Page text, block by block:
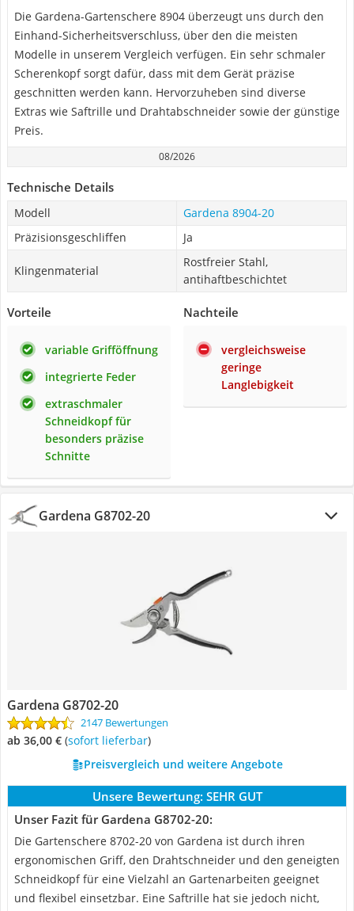
Die Gardena-Gartenschere 8904 überzeugt uns durch den
Einhand-Sicherheitsverschluss, über den die meisten
Modelle in unserem Vergleich verfügen. Ein sehr schmaler
Scherenkopf sorgt dafür, dass mit dem Gerät präzise
geschnitten werden kann. Hervorzuheben sind diverse
Extras wie Saftrille und Drahtabschneider sowie der günstige
Preis.
08/2026
Technische Details
Modell
Gardena 8904-20
Präzisionsgeschliffen
Ja
Klingenmaterial
Rostfreier Stahl,
antihaftbeschichtet
Vorteile
variable Grifföffnung
integrierte Feder
extraschmaler
Schneidkopf für
besonders präzise
Schnitte
Nachteile
vergleichsweise
geringe
Langlebigkeit
Gardena G8702-20
Gardena G8702-20
2147 Bewertungen
ab 36,00 € ( Sofort lieferbar)
Preisvergleich und weitere Angebote
Unsere Bewertung: SEHR GUT
Unser Fazit für Gardena G8702-20:
Die Gartenschere 8702-20 von Gardena ist durch ihren
ergonomischen Griff, den Drahtschneider und den geneigten
Schneidkopf für eine Vielzahl an Gartenarbeiten geeignet
und flexibel einsetzbar. Eine Saftrille hat sie jedoch nicht,